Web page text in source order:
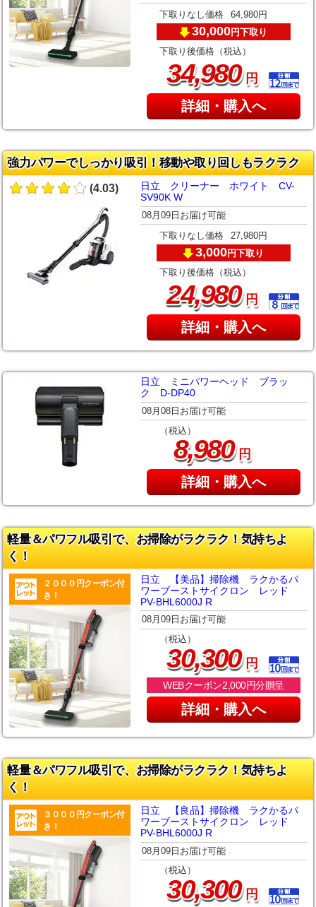
下取りなし価格 64,980円
30,000円下取り
下取り後価格（税込）
34,980円
詳細・購入へ
強力パワーでしっかり吸引！移動や取り回しもラクラク
(4.03)
日立 クリーナー ホワイト CV-
SV90K W
08月09日お届け可能
下取りなし価格 27,980円
3,000円下取り
下取り後価格（税込）
24,980円
詳細・購入へ
日立 ミニパワーヘッド ブラッ
ク D-DP40
08月08日お届け可能
（税込）
8,980円
詳細・購入へ
軽量＆パワフル吸引で、お掃除がラクラク！気持ちよ
く！
２０００円クーポン付
き！
日立 【美品】掃除機 ラクかるパ
ワーブーストサイクロン レッド
PV-BHL6000J R
08月09日お届け可能
（税込）
30,300円
WEBクーポン2,000円分贈呈
詳細・購入へ
軽量＆パワフル吸引で、お掃除がラクラク！気持ちよ
く！
３０００円クーポン付
き！
日立 【良品】掃除機 ラクかるパ
ワーブーストサイクロン レッド
PV-BHL6000J R
08月09日お届け可能
（税込）
30,300円